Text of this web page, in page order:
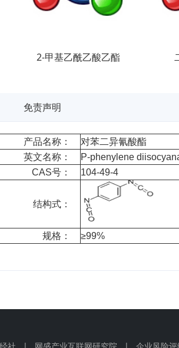
2-甲基乙酰乙酸乙酯
免责声明
产品名称：
对苯二异氰酸酯
英文名称：
P-phenylene
CAS号：
104-49-4
结构式：
规格： ≥99%